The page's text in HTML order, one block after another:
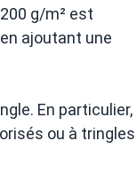
g/m² est
ajoutant une
En particulier,
ou à tringles